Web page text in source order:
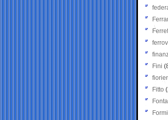
Fini
Fitto